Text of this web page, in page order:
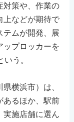
対策や、作業の
上などが期待で
テムが開発、展
ップロッカーを
う。
横浜市）は、
あるほか、駅前
実施店舗に選ん